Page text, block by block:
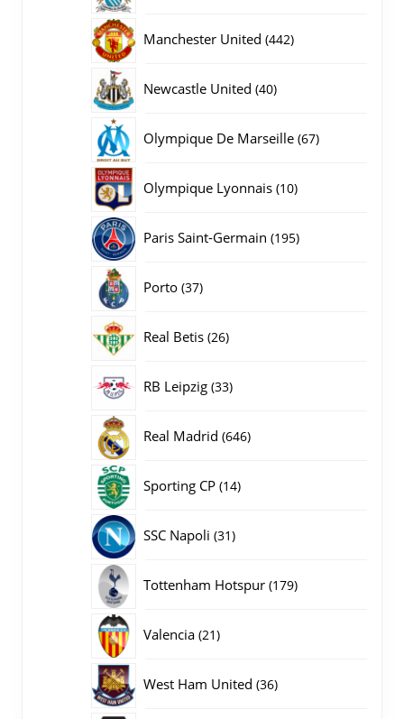
Manchester United 442442
Newcastle United 4040
Olympique De Marseille 6767
Olympique Lyonnais 1010
Paris Saint-Germain 195195
Porto 3737
Real Betis 2626
RB Leipzig 3333
Real Madrid 646646
Sporting CP 1414
SSC Napoli 3131
Tottenham Hotspur 179179
Valencia 2121
West Ham United 3636